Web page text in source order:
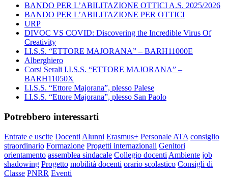
BANDO PER L’ABILITAZIONE OTTICI A.S. 2025/2026
BANDO PER L’ABILITAZIONE PER OTTICI
URP
DIVOC VS COVID: Discovering the Incredible Virus Of
Creativity
I.I.S.S. “ETTORE MAJORANA” – BARH11000E
Alberghiero
Corsi Serali I.I.S.S. “ETTORE MAJORANA” –
BARH11050X
I.I.S.S. “Ettore Majorana”, plesso Palese
I.I.S.S. “Ettore Majorana”, plesso San Paolo
Potrebbero interessarti
Entrate e uscite Docenti Alunni Erasmus+ Personale ATA consiglio
straordinario Formazione Progetti internazionali Genitori
orientamento assemblea sindacale Collegio docenti Ambiente job
shadowing Progetto mobilità docenti orario scolastico Consigli di
Classe PNRR Eventi